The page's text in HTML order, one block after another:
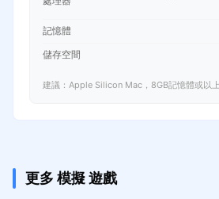
記憶體
儲存空間
建議：Apple Silicon Mac，8GB記憶體或以
更多 模擬 遊戲